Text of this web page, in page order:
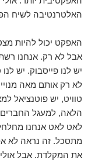
האלטרנטיבה לשיח
האפקט יכול להיות
אבל לא רק. אנחנו
יש לנו פייסבוק. יש
לא רק אותם מאה
טוויט, יש פוטנציאל
הלאה, למעגל החברים
לאט לאט אנחנו
מתסכל. זה נראה לא
את המקלדת. אבל